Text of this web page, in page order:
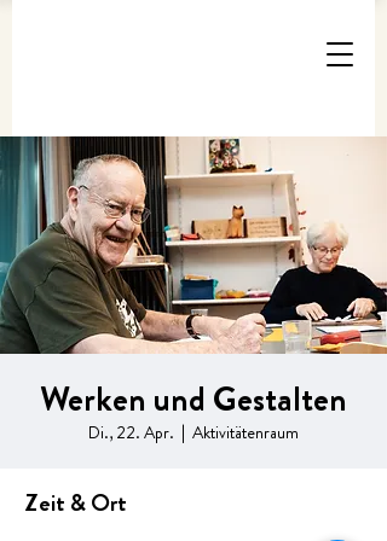
Werken und Gestalten
Di., 22. Apr.
  |
Aktivitätenraum
Zeit & Ort